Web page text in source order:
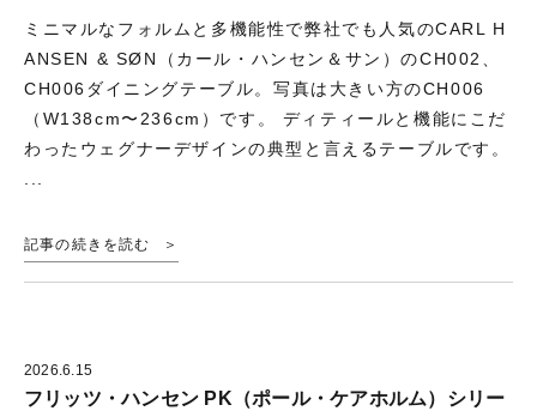
ミニマルなフォルムと多機能性で弊社でも人気のCARL H
ANSEN & SØN（カール・ハンセン＆サン）のCH002、
CH006ダイニングテーブル。写真は大きい方のCH006
（W138cm〜236cm）です。 ディティールと機能にこだ
わったウェグナーデザインの典型と言えるテーブルです。
...
記事の続きを読む
2026.6.15
フリッツ・ハンセン PK（ポール・ケアホルム）シリー